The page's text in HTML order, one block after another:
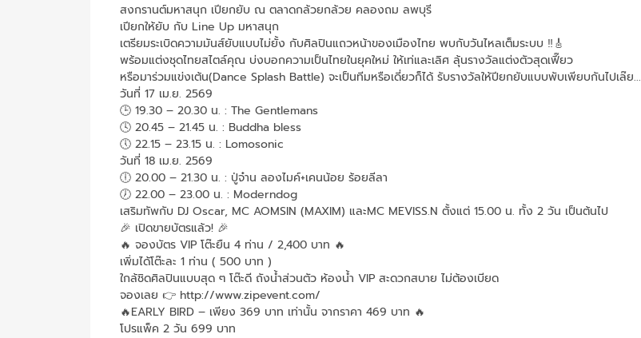
สงกรานต์มหาสนุก เปียกยับ ณ ตลาดกล้วยกล้วย คลองถม ลพบุรี
เปียกให้ยับ กับ Line Up มหาสนุก
เตรียมระเบิดความมันส์ยับแบบไม่ยั้ง กับศิลปินแถวหน้าของเมืองไทย พบกับวันไหลเต็มระบบ ‼️🎸
พร้อมแต่งชุดไทยสไตล์คุณ บ่งบอกความเป็นไทยในยุคใหม่ ให้เท่และเลิศ ลุ้นรางวัลแต่งตัวสุดเฟี๊ยว
หรือมาร่วมแข่งเต้น(Dance Splash Battle) จะเป็นทีมหรือเดี่ยวก็ได้ รับรางวัลให้ปียกยับแบบพับเพียบกันไปเล๊ย...
วันที่ 17 เม.ย. 2569
🕒 19.30 – 20.30 น. : The Gentlemans
🕓 20.45 – 21.45 น. : Buddha bless
🕔 22.15 – 23.15 น. : Lomosonic
วันที่ 18 เม.ย. 2569
🕕 20.00 – 21.30 น. : ปู่จ๋าน ลองไมค์+เคนน้อย ร้อยลีลา
🕖 22.00 – 23.00 น. : Moderndog
เสริมทัพกับ DJ Oscar, MC AOMSIN (MAXIM) และMC MEVISS.N ตั้งแต่ 15.00 น. ทั้ง 2 วัน เป็นต้นไป
🎉 เปิดขายบัตรแล้ว! 🎉
🔥 จองบัตร VIP โต๊ะยืน 4 ท่าน / 2,400 บาท 🔥
เพิ่มได้โต๊ะละ 1 ท่าน ( 500 บาท )
ใกล้ชิดศิลปินแบบสุด ๆ โต๊ะดี ถังน้ำส่วนตัว ห้องน้ำ VIP สะดวกสบาย ไม่ต้องเบียด
จองเลย 👉http://www.zipevent.com/
🔥EARLY BIRD – เพียง 369 บาท เท่านั้น จากราคา 469 บาท 🔥
โปรแพ็ค 2 วัน 699 บาท